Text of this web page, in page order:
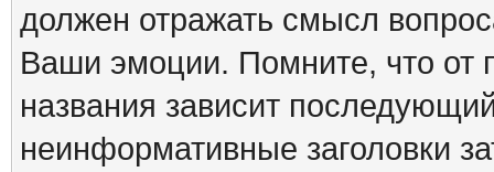
должен отражать смысл
Ваши эмоции. Помните, что от
названия зависит
неинформативные заголовки